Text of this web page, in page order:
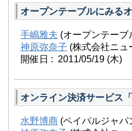
オープンテーブルにみる
手嶋雅夫 (オープンテー
神原弥奈子 (株式会社ニュ
開催日 : 2011/05/19 (木)
オンライン決済サービス
水野博商 (ペイパルジャ